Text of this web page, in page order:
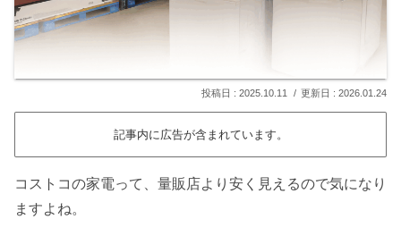
2025.10.11 2026.01.24
記事内に広告が含まれています。
コストコの家電って、量販店より安く見えるので気になり
ますよね。